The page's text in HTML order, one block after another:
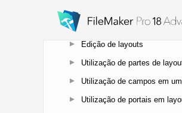
Criação de um layout
Edição de layouts
Utilização de partes de
Utilização de campos em
Utilização de portais em